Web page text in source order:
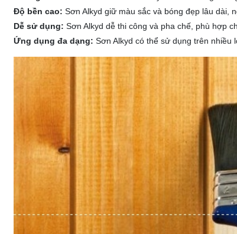
Độ bền cao: Sơn Alkyd giữ màu sắc và bóng đẹp lâu dài,
Dễ sử dụng: Sơn Alkyd dễ thi công và pha chế, phù hợp
Ứng dụng đa dạng: Sơn Alkyd có thể sử dụng trên nhiều